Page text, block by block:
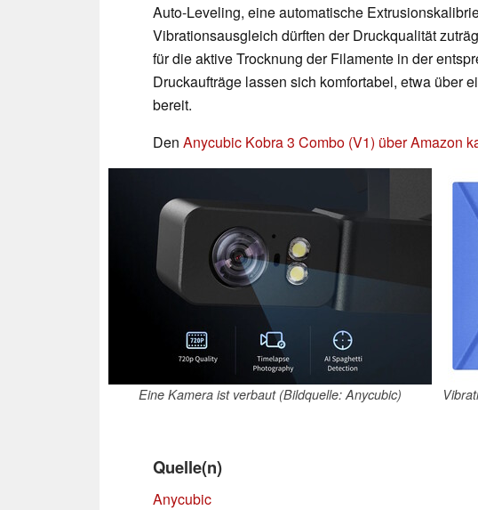
Auto-Leveling, eine automatische
Vibrationsausgleich dürften der Druckqualität
für die aktive Trocknung der Filamente in der
Druckaufträge lassen sich komfortabel, etwa über
bereit.
Den Anycubic Kobra 3 Combo (V1) über Amazon
Eine Kamera ist verbaut (Bildquelle: Anycubic)
Quelle(n)
Anycubic